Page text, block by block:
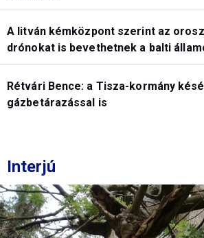
A litván kémközpont szerint az
drónokat is bevethetnek a balti
Rétvári Bence: a Tisza-kormány
gázbetárazással is
Interjú